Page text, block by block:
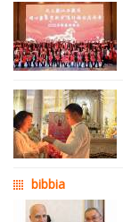
bibbia